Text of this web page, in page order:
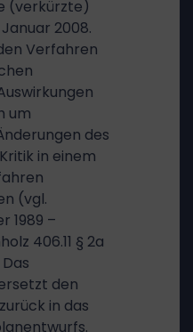
(verkürzte)
2008.
Verfahren
um
des
in einem
(vgl.
1989 –
406.11 § 2a
Das
den
in das